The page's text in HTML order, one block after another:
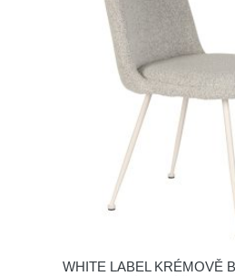
WHITE LABEL KRÉMOVĚ